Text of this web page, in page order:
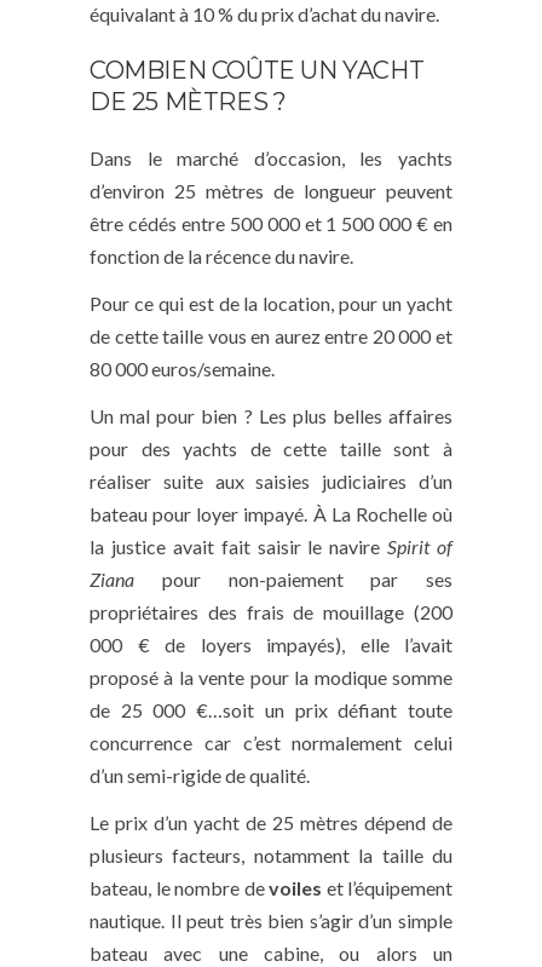
équivalant à 10 % du prix d’achat du navire.
COMBIEN COÛTE UN YACHT
DE 25 MÈTRES ?
Dans le marché d’occasion, les yachts
d’environ 25 mètres de longueur peuvent
être cédés entre 500 000 et 1 500 000 € en
fonction de la récence du navire.
Pour ce qui est de la location, pour un yacht
de cette taille vous en aurez entre 20 000 et
80 000 euros/semaine.
Un mal pour bien ? Les plus belles affaires
pour des yachts de cette taille sont à
réaliser suite aux saisies judiciaires d’un
bateau pour loyer impayé. À La Rochelle où
la justice avait fait saisir le navire Spirit of
Ziana pour non-paiement par ses
propriétaires des frais de mouillage (200
000 € de loyers impayés), elle l’avait
proposé à la vente pour la modique somme
de 25 000 €…soit un prix défiant toute
concurrence car c’est normalement celui
d’un semi-rigide de qualité.
Le prix d’un yacht de 25 mètres dépend de
plusieurs facteurs, notamment la taille du
bateau, le nombre devoiles et l’équipement
nautique. Il peut très bien s’agir d’un simple
bateau avec une cabine, ou alors un